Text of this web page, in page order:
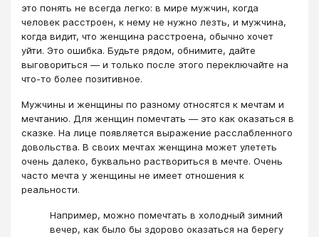
это понять не всегда легко: в мире мужчин, когда
человек расстроен, к нему не нужно лезть, и мужчина,
когда видит, что женщина расстроена, обычно хочет
уйти. Это ошибка. Будьте рядом, обнимите, дайте
выговориться — и только после этого переключайте на
что-то более позитивное.
Мужчины и женщины по разному относятся к мечтам и
мечтанию. Для женщин помечтать — это как оказаться в
сказке. На лице появляется выражение расслабленного
довольства. В своих мечтах женщина может улететь
очень далеко, буквально раствориться в мечте. Очень
часто мечта у женщины не имеет отношения к
реальности.
Например, можно помечтать в холодный зимний
вечер, как было бы здорово оказаться на берегу